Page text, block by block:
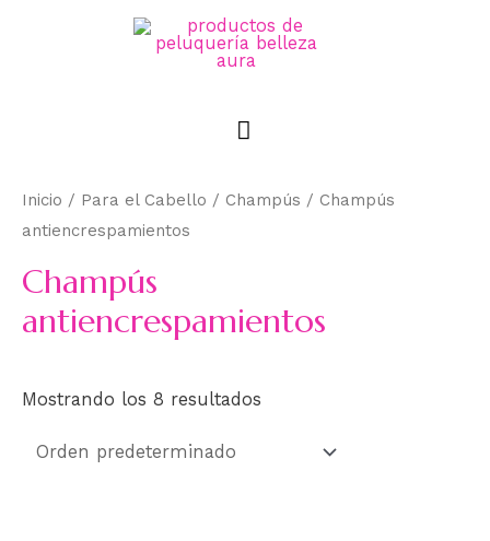
Inicio / Para el Cabello / Champús / Champús
antiencrespamientos
Champús
antiencrespamientos
Mostrando los 8 resultados